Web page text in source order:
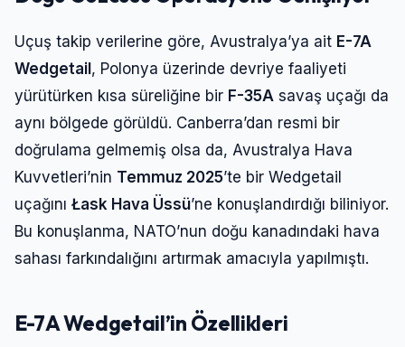
Uçuş takip verilerine göre, Avustralya’ya ait E-7A
Wedgetail, Polonya üzerinde devriye faaliyeti
yürütürken kısa süreliğine bir F-35A savaş uçağı da
aynı bölgede görüldü. Canberra’dan resmi bir
doğrulama gelmemiş olsa da, Avustralya Hava
Kuvvetleri’nin Temmuz 2025’te bir Wedgetail
uçağını Łask Hava Üssü’ne konuşlandırdığı biliniyor.
Bu konuşlanma, NATO’nun doğu kanadındaki hava
sahası farkındalığını artırmak amacıyla yapılmıştı.
E-7A Wedgetail’in Özellikleri